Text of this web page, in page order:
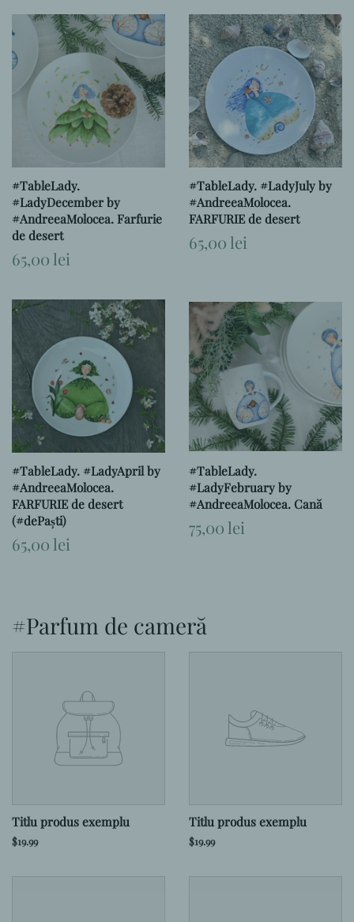
#TableLady.
#LadyDecember by
#AndreeaMolocea. Farfurie
de desert
Preț
obișnuit
65,00 lei
#TableLady. #LadyJuly by
#AndreeaMolocea.
FARFURIE de desert
Preț
obișnuit
65,00 lei
#TableLady. #LadyApril by
#AndreeaMolocea.
FARFURIE de desert
(#dePaști)
Preț
obișnuit
65,00 lei
#TableLady.
#LadyFebruary by
#AndreeaMolocea. Cană
Preț
obișnuit
75,00 lei
#Parfum de cameră
Titlu produs exemplu
$19.99
Titlu produs exemplu
$19.99